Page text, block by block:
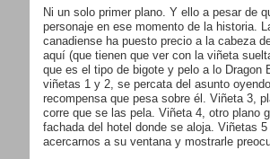
Ni un solo primer plano. Y ello a pesar de
personaje en ese momento de la historia.
canadiense ha puesto precio a la cabeza
aquí (que tienen que ver con la viñeta
que es el tipo de bigote y pelo a lo Dragon
viñetas 1 y 2, se percata del asunto
recompensa que pesa sobre él. Viñeta 3,
corre que se las pela. Viñeta 4, otro plano
fachada del hotel donde se aloja. Viñetas
acercarnos a su ventana y mostrarle